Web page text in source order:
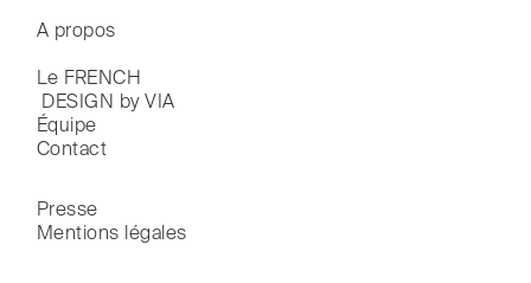
A propos
Le FRENCH
DESIGN by VIA
Équipe
Contact
Presse
Mentions légales